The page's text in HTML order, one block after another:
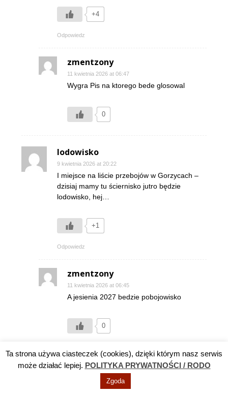
+4
Odpowiedz
zmentzony
11 kwietnia 2026 at 06:47
Wygra Pis na ktorego bede glosowal
0
lodowisko
9 kwietnia 2026 at 20:22
I miejsce na liście przebojów w Gorzycach –
dzisiaj mamy tu ściernisko jutro będzie
lodowisko, hej…
+1
Odpowiedz
zmentzony
11 kwietnia 2026 at 06:45
A jesienia 2027 bedzie pobojowisko
0
MieSZkAnka
Nieźle, wolan i Serafin walczą o szpital. Warto
Ta strona używa ciasteczek (cookies), dzięki którym nasz serwis
może działać lepiej. POLITYKA PRYWATNOŚCI / RODO
Zgoda